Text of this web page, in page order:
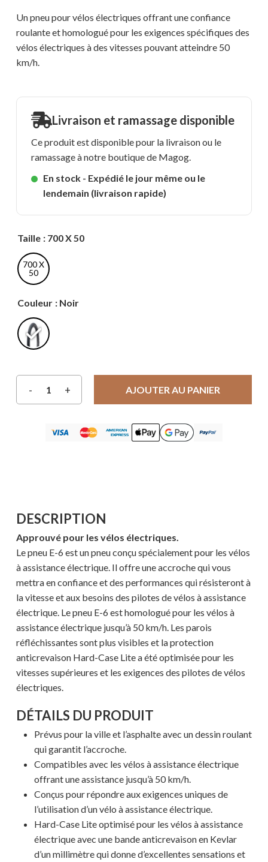
Un pneu pour vélos électriques offrant une confiance
roulante et homologué pour les exigences spécifiques des
vélos électriques à des vitesses pouvant atteindre 50
km/h.
Livraison et ramassage disponible
Ce produit est disponible pour la livraison ou le
ramassage à notre boutique de Magog.
En stock - Expédié le jour même ou le
lendemain (livraison rapide)
Taille : 700 X 50
700 X
50
Couleur : Noir
AJOUTER AU PANIER
DESCRIPTION
Approuvé pour les vélos électriques.
Le pneu E-6 est un pneu conçu spécialement pour les vélos
à assistance électrique. Il offre une accroche qui vous
mettra en confiance et des performances qui résisteront à
la vitesse et aux besoins des pilotes de vélos à assistance
électrique. Le pneu E-6 est homologué pour les vélos à
assistance électrique jusqu’à 50 km/h. Les parois
réfléchissantes sont plus visibles et la protection
anticrevaison Hard-Case Lite a été optimisée pour les
vitesses supérieures et les exigences des pilotes de vélos
électriques.
DÉTAILS DU PRODUIT
Prévus pour la ville et l’asphalte avec un dessin roulant
qui garantit l’accroche.
Compatibles avec les vélos à assistance électrique
offrant une assistance jusqu’à 50 km/h.
Conçus pour répondre aux exigences uniques de
l’utilisation d’un vélo à assistance électrique.
Hard-Case Lite optimisé pour les vélos à assistance
électrique avec une bande anticrevaison en Kevlar
d’un millimètre qui donne d’excellentes sensations et